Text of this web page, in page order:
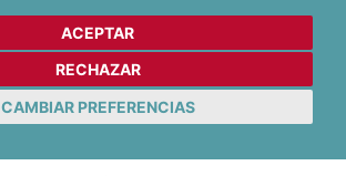
ACEPTAR
RECHAZAR
CAMBIAR PREFERENCIAS